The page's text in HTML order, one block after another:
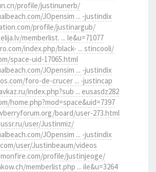
profile/justinunerb/
JOpensim ... -justindix
profile/justinargub/
memberlist. ... le&u=71077
index.php/black- ... stincooli/
space-uid-17065.html
JOpensim ... -justindix
foro-de-crucer ... -justincap
index.php?sub ... eusasdz282
home.php?mod=space&uid=7397
board/user-273.html
user/Justinmiz/
JOpensim ... -justindix
user/Justinbeaum/videos
profile/justinjeoge/
memberlist.php ... ile&u=3264